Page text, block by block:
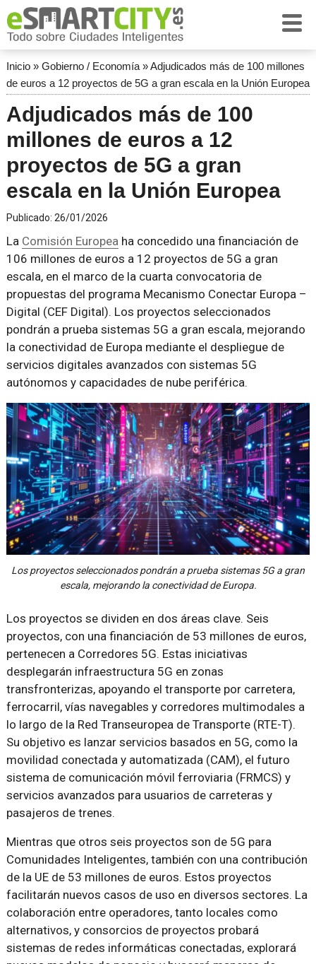
Inicio» Gobierno / Economía»Adjudicados más de 100 millones
de euros a 12 proyectos de 5G a gran escala en la Unión Europea
Adjudicados más de 100
millones de euros a 12
proyectos de 5G a gran
escala en la Unión Europea
Publicado: 26/01/2026
La Comisión Europeaha concedido una financiación de
106 millones de euros a 12 proyectos de 5G a gran
escala, en el marco de la cuarta convocatoria de
propuestas del programa Mecanismo Conectar Europa –
Digital (CEF Digital). Los proyectos seleccionados
pondrán a prueba sistemas 5G a gran escala, mejorando
la conectividad de Europa mediante el despliegue de
servicios digitales avanzados con sistemas 5G
autónomos y capacidades de nube periférica.
Los proyectos seleccionados pondrán a prueba sistemas 5G a gran
escala, mejorando la conectividad de Europa.
Los proyectos se dividen en dos áreas clave. Seis
proyectos, con una financiación de 53 millones de euros,
pertenecen a Corredores 5G. Estas iniciativas
desplegarán infraestructura 5G en zonas
transfronterizas, apoyando el transporte por carretera,
ferrocarril, vías navegables y corredores multimodales a
lo largo de la Red Transeuropea de Transporte (RTE-T).
Su objetivo es lanzar servicios basados ​​en 5G, como la
movilidad conectada y automatizada (CAM), el futuro
sistema de comunicación móvil ferroviaria (FRMCS) y
servicios avanzados para usuarios de carreteras y
pasajeros de trenes.
Mientras que otros seis proyectos son de 5G para
Comunidades Inteligentes, también con una contribución
de la UE de 53 millones de euros. Estos proyectos
facilitarán nuevos casos de uso en diversos sectores. La
colaboración entre operadores, tanto locales como
alternativos, y consorcios de proyectos probará
sistemas de redes informáticas conectadas, explorará